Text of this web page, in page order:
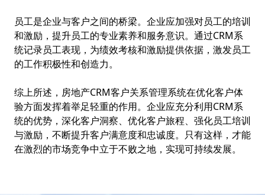
员工是企业与客户之间的桥梁。企业应加强对员工的培训
和激励，提升员工的专业素养和服务意识。通过CRM系
统记录员工表现，为绩效考核和激励提供依据，激发员工
的工作积极性和创造力。
综上所述，房地产CRM客户关系管理系统在优化客户体
验方面发挥着举足轻重的作用。企业应充分利用CRM系
统的优势，深化客户洞察、优化客户旅程、强化员工培训
与激励，不断提升客户满意度和忠诚度。只有这样，才能
在激烈的市场竞争中立于不败之地，实现可持续发展。